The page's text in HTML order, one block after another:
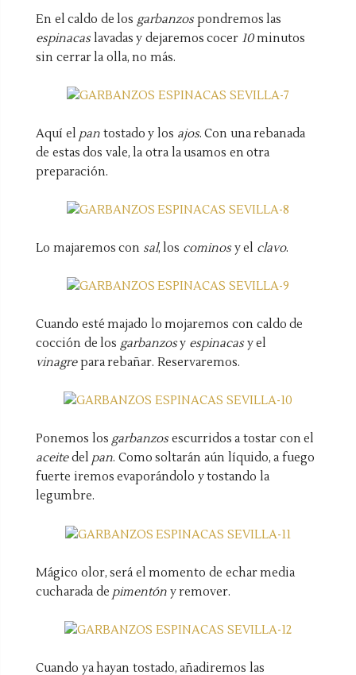
En el caldo de los garbanzospondremos las
espinacaslavadas y dejaremos cocer 10minutos
sin cerrar la olla, no más.
Aquí el pan tostado y los ajos. Con una rebanada
de estas dos vale, la otra la usamos en otra
preparación.
Lo majaremos con sal, los cominosy el clavo.
Cuando esté majado lo mojaremos con caldo de
cocción de los garbanzosy espinacasy el
vinagrepara rebañar. Reservaremos.
Ponemos los garbanzosescurridos a tostar con el
aceitedel pan. Como soltarán aún líquido, a fuego
fuerte iremos evaporándolo y tostando la
legumbre.
Mágico olor, será el momento de echar media
cucharada de pimentón y remover.
Cuando ya hayan tostado, añadiremos las